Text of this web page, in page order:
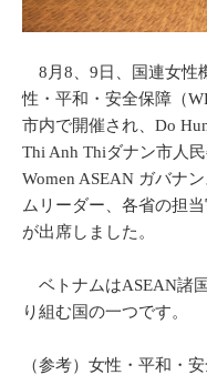
8月8、9日、国連女性
性・平和・安全保障（
市内で開催され、Do
Thi Anh Thiダナン市人
Women ASEAN ガバナ
ムリーダー、各省の担
が出席しました。
ベトナムはASEAN諸
り組む国の一つです。
（参考）女性・平和・